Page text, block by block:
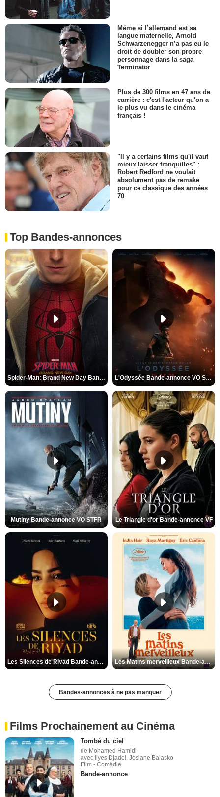
Même si l’allemand est sa
langue maternelle, Arnold
Schwarzenegger n’a pas eu le
droit de doubler son propre
personnage dans la saga
Terminator
Plus de 300 films en 47 ans de
carrière : c'est l'acteur qu'on a
le plus vu dans le cinéma
français !
"Il y a certains films qu'il vaut
mieux laisser tranquilles" :
Robert Redford ne voulait
absolument pas de remake
pour ce classique des années
70
Top Bandes-annonces
Spider-Man: Brand New Day Bande-annonce VO STFR L'Odyssée Bande-annonce VO STFR
Mutiny Bande-annonce VO STFR Le Triangle d'or Bande-annonce VF
Les Silences de Riyad Bande-annonce VO STFR Les Matins merveilleux Bande-annonce VF
Bandes-annonces à ne pas manquer
Films Prochainement au Cinéma
Tombé du ciel
de Mohamed Hamidi
avec Ilyes Djadel, Josiane Balasko
Film - Comédie
Bande-annonce